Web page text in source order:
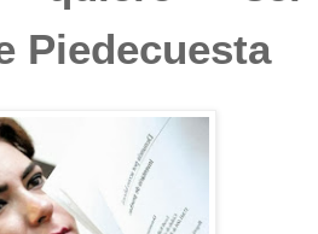
Piedecuesta